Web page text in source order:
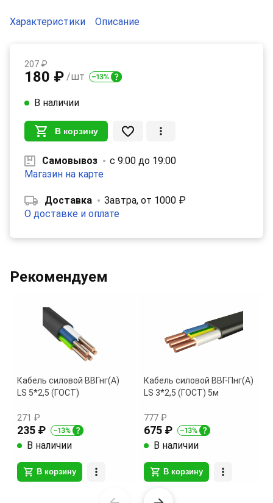
Характеристики Описание
207 ₽
180 ₽ /шт
В наличии
В корзину
Самовывоз
с 9:00 до 19:00
Магазин на карте
Доставка
Завтра, от 1000 ₽
О доставке и оплате
Рекомендуем
Кабель силовой ВВГнг(А)
LS 5*2,5 (ГОСТ)
271 ₽
235 ₽
В наличии
В корзину
Кабель силовой ВВГ-Пнг(А)
LS 3*2,5 (ГОСТ) 5м
777 ₽
675 ₽
В наличии
В корзину